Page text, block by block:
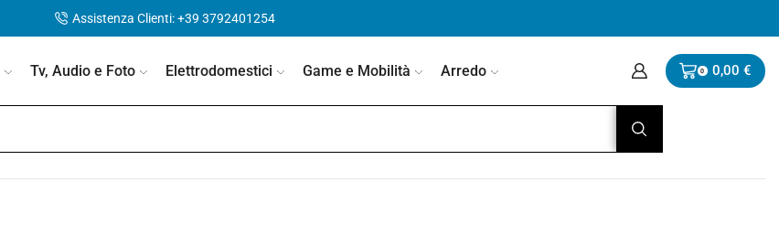
Assistenza Clienti: +39 3792401254
Tv, Audio e Foto Elettrodomestici Game e Mobilità Arredo 0 0,00 €